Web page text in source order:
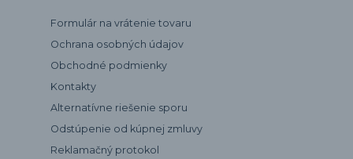
Formulár na vrátenie tovaru
Ochrana osobných údajov
Obchodné podmienky
Kontakty
Alternatívne riešenie sporu
Odstúpenie od kúpnej zmluvy
Reklamačný protokol